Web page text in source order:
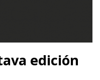
edición